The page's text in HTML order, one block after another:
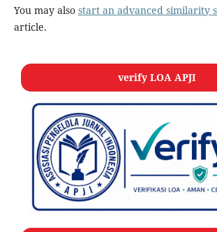
You may also start an advanced similarity
article.
verify LOA APJI